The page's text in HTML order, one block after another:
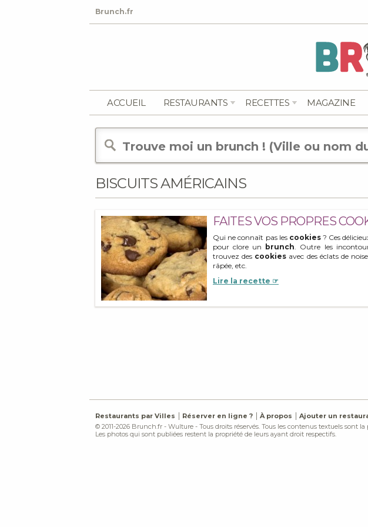
Brunch.fr
ACCUEIL RESTAURANTS RECETTES MAGAZINE
BISCUITS AMÉRICAINS
FAITES VOS PROPRES
Qui ne connaît pas les cookies? Ces
pour clore un
brunch. Outre les
trouvez des cookies avec des éclats de
râpée, etc.
Lire la recette ☞
Restaurants par Villes Réserver en ligne ? À propos Ajouter un
© 2011-2026 Brunch.fr - Wulture - Tous droits réservés. Tous les contenus textuels sont la
Les photos qui sont publiées restent la propriété de leurs ayant droit respectifs.